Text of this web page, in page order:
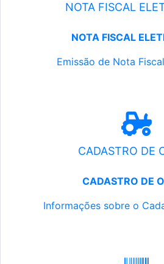
NOTA FISCAL
NOTA FISCAL
Emissão de Nota
CADASTRO DE
CADASTRO DE
Informações sobre o